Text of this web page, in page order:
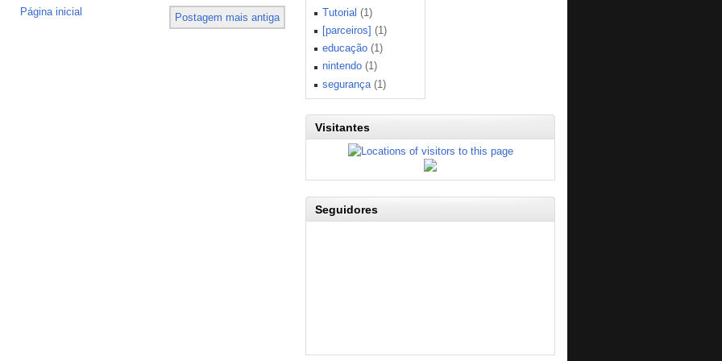
Postagem mais antiga
Página inicial
Tutorial (1)
[parceiros] (1)
educação (1)
nintendo (1)
segurança (1)
Visitantes
Seguidores